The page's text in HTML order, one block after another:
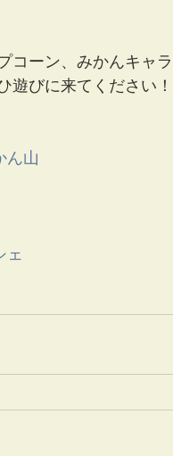
コーン、みかんキャ
遊びに来てください！
ん山
ェ